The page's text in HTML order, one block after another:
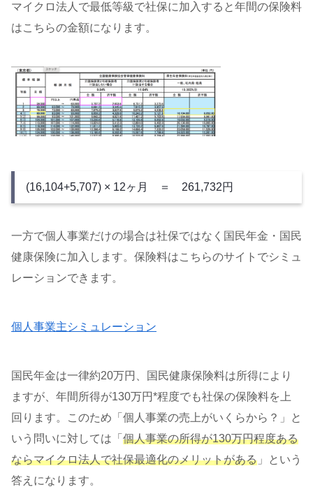
マイクロ法人で最低等級で社保に加入すると年間の保険料
はこちらの金額になります。
(16,104+5,707) × 12ヶ月 ＝ 261,732円
一方で個人事業だけの場合は社保ではなく国民年金・国民
健康保険に加入します。保険料はこちらのサイトでシミュ
レーションできます。
個人事業主シミュレーション
国民年金は一律約20万円、国民健康保険料は所得により
ますが、年間所得が130万円*程度でも社保の保険料を上
回ります。このため「個人事業の売上がいくらから？」と
いう問いに対しては「 個人事業の所得が130万円程度ある
ならマイクロ法人で社保最適化のメリットがある 」という
答えになります。